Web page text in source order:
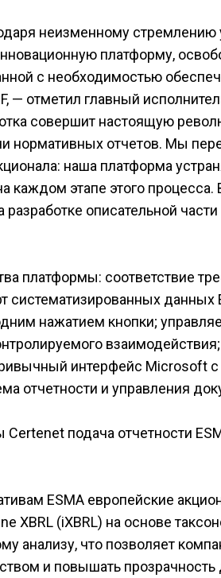
неизменному
платформу,
с необходимостью
— отметил главный
совершит настоящую
нормативных отчетов. Мы
наша платформа
каждом этапе этого
разработке описательной
платформы: соответствие
систематизированных
нажатием кнопки;
интерфейс Microsoft
отчетности и управления
подача отчетности
ESMA европейские
XBRL (iXBRL) на основе
анализу, что позволяет
и повышать прозрачность